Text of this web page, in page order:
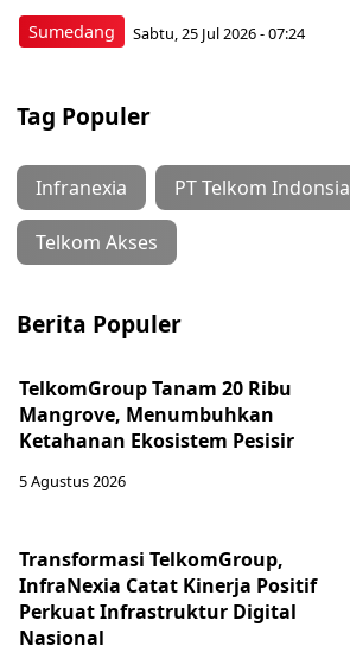
Sumedang Sabtu, 25 Jul 2026 - 07:24
Tag Populer
Infranexia PT Telkom Indonsia
Telkom Akses
Berita Populer
TelkomGroup Tanam 20 Ribu
Mangrove, Menumbuhkan
Ketahanan Ekosistem Pesisir
5 Agustus 2026
Transformasi TelkomGroup,
InfraNexia Catat Kinerja Positif
Perkuat Infrastruktur Digital
Nasional